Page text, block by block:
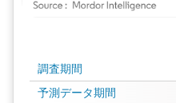
調査期間
予測データ期間